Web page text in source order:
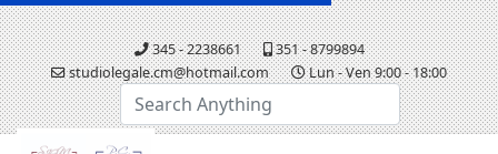
345 - 2238661
351 - 8799894
studiolegale.cm@hotmail.com
Lun - Ven 9:00 - 18:00